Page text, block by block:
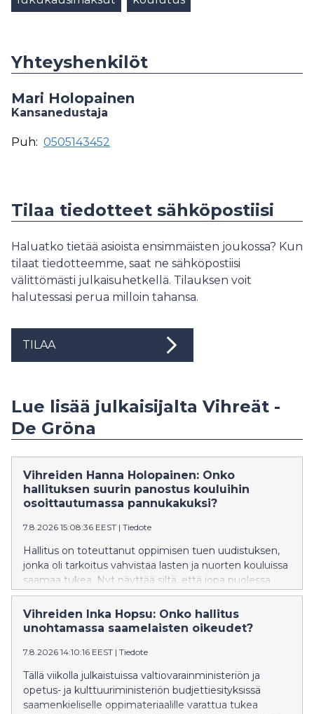
Yhteyshenkilöt
Mari Holopainen
Kansanedustaja
Puh: 0505143452
Tilaa tiedotteet sähköpostiisi
Haluatko tietää asioista ensimmäisten joukossa? Kun
tilaat tiedotteemme, saat ne sähköpostiisi
välittömästi julkaisuhetkellä. Tilauksen voit
halutessasi perua milloin tahansa.
TILAA
Lue lisää julkaisijalta Vihreät -
De Gröna
Vihreiden Hanna Holopainen: Onko
hallituksen suurin panostus kouluihin
osoittautumassa pannukakuksi?
7.8.2026 15:08:36 EEST | Tiedote
Hallitus on toteuttanut oppimisen tuen uudistuksen,
jonka oli tarkoitus vahvistaa lasten ja nuorten kouluissa
saamaa tukea. Nyt näyttää siltä, että jopa puolessa
kunnista on vaikeuksia tarjota lasten ja nuorten
tarpeiden mukaista tukea ja osassa kuntia jopa
lakkautetaan erityisluokkia. Vihreiden kansanedustaja
toimenpiteisiin.
Vihreiden Inka Hopsu: Onko hallitus
unohtamassa saamelaisten oikeudet?
7.8.2026 14:10:16 EEST | Tiedote
Tällä viikolla julkaistuissa valtiovarainministeriön ja
opetus- ja kulttuuriministeriön budjettiesityksissä
saamenkieliselle oppimateriaalille varattua tukea